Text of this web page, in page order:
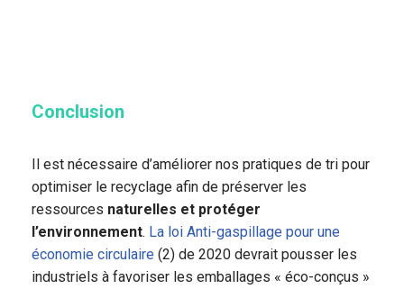
Conclusion
Il est nécessaire d’améliorer nos pratiques de tri pour
optimiser le recyclage afin de préserver les
ressources naturelles et protéger
l’environnement. La loi Anti-gaspillage pour une
économie circulaire (2) de 2020 devrait pousser les
industriels à favoriser les emballages « éco-conçus »